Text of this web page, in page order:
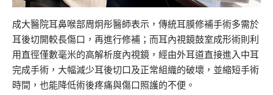
成大醫院耳鼻喉部周炯彤醫師表示，傳統耳膜修補手術多需於
耳後切開較長傷口，再進行修補；而耳內視鏡鼓室成形術則利
用直徑僅數毫米的高解析度內視鏡，經由外耳道直接進入中耳
完成手術，大幅減少耳後切口及正常組織的破壞，並縮短手術
時間，也能降低術後疼痛與傷口照護的不便。